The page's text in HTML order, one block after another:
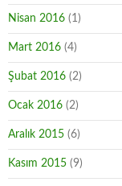
Nisan 2016 (1)
Mart 2016 (4)
Şubat 2016 (2)
Ocak 2016 (2)
Aralık 2015 (6)
Kasım 2015 (9)